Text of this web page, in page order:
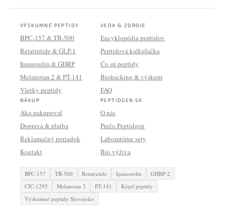
VÝSKUMNÉ PEPTIDY
BPC-157 & TB-500
Retatrutide & GLP-1
Ipamorelin & GHRP
Melanotan 2 & PT-141
Všetky peptidy
VEDA & ZDROJE
Encyklopédia peptidov
Peptidová kalkulačka
Čo sú peptidy
Biohacking & výskum
FAQ
NÁKUP
Ako nakupovať
Doprava & platba
Reklamačný poriadok
Kontakt
PEPTIDGEN.SK
O nás
Prečo Peptidgen
Laboratórne sety
Bio výživa
BPC-157 TB-500 Retatrutide Ipamorelin
GHRP-2
CJC-1295
Melanotan 2 PT-141
Kúpiť peptidy
Výskumné peptidy Slovensko